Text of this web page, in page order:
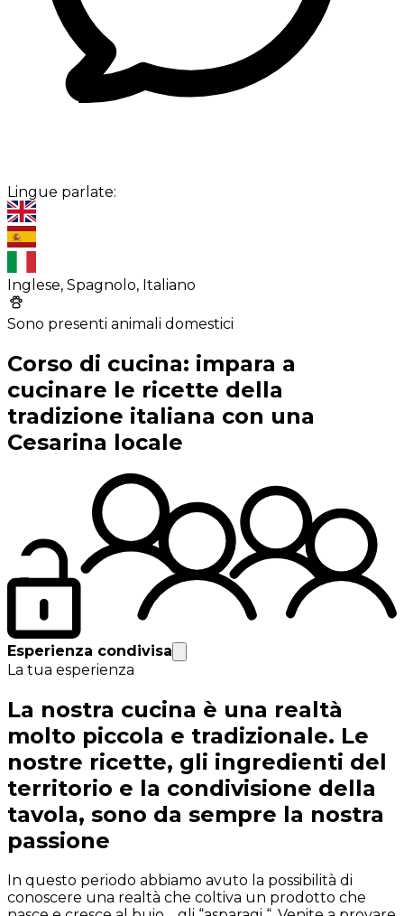
Lingue parlate:
Inglese, Spagnolo, Italiano
Sono presenti animali domestici
Corso di cucina: impara a
cucinare le ricette della
tradizione italiana con una
Cesarina locale
Esperienza condivisa
La tua esperienza
La nostra cucina è una realtà
molto piccola e tradizionale. Le
nostre ricette, gli ingredienti del
territorio e la condivisione della
tavola, sono da sempre la nostra
passione
In questo periodo abbiamo avuto la possibilità di
conoscere una realtà che coltiva un prodotto che